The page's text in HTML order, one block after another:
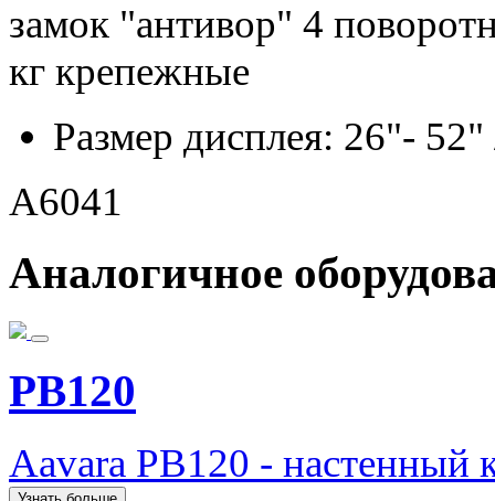
замок "антивор" 4
кг крепежные
Размер дисплея: 26"-
A6041
Аналогичное
PB120
Aavara PB120 - настенный